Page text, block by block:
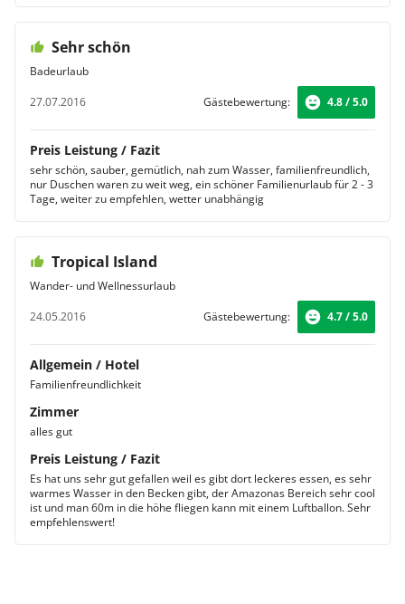
Sehr schön
Badeurlaub
27.07.2016
Gästebewertung: 4.8 / 5.0
Preis Leistung / Fazit
sehr schön, sauber, gemütlich, nah zum Wasser, familienfreundlich,
nur Duschen waren zu weit weg, ein schöner Familienurlaub für 2 - 3
Tage, weiter zu empfehlen, wetter unabhängig
Tropical Island
Wander- und Wellnessurlaub
24.05.2016
Gästebewertung: 4.7 / 5.0
Allgemein / Hotel
Familienfreundlichkeit
Zimmer
alles gut
Preis Leistung / Fazit
Es hat uns sehr gut gefallen weil es gibt dort leckeres essen, es sehr
warmes Wasser in den Becken gibt, der Amazonas Bereich sehr cool
ist und man 60m in die höhe fliegen kann mit einem Luftballon. Sehr
empfehlenswert!